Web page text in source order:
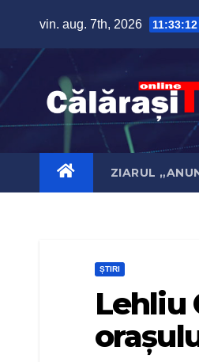
content
vin. aug. 7th, 2026 11:33:13
ZIARUL
ȘTIRI
Lehliu